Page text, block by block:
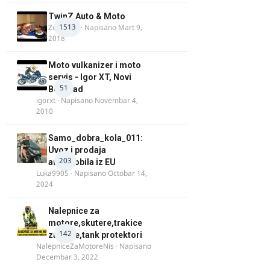
1513
TwinZ Auto & Moto
Zeljkamp · Napisano Mart 9,
2018
51
Moto vulkanizer i moto
servis - Igor XT, Novi
Beograd
igorxt · Napisano Novembar 4,
2010
203
Samo_dobra_kola_011:
Uvoz i prodaja
automobila iz EU
Luka9905 · NapisanoOctobar 14,
2024
142
Nalepnice za
motore,skutere,trakice
za felne,tank protektori
NalepniceZaMotoreNis · Napisano
Decembar 3, 2022